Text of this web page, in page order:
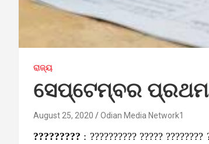
ରାଜ୍ୟ
ସେପ୍ଟେମ୍ବର ପ୍ରଥମ
August 25, 2020 Odian Media Network1
????????? : ?????????? ?????